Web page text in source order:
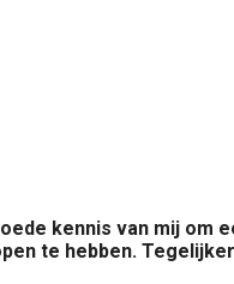
kennis van mij om
te hebben.